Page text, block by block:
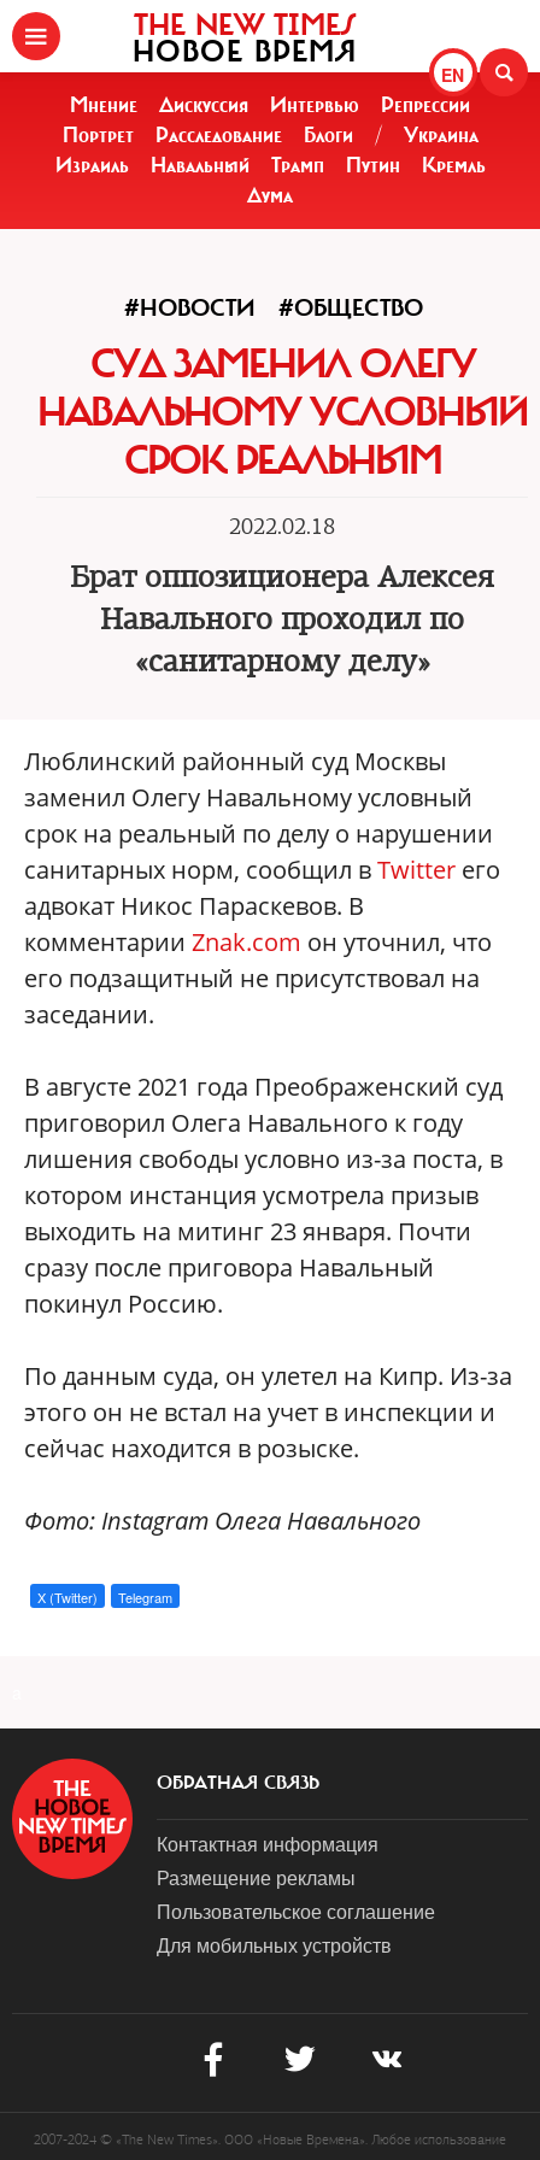
EN
THE NEW TIMES
НОВОЕ ВРЕМЯ
Мнение Дискуссия Интервью
Репрессии
Портрет
Расследование Блоги /
Украина
Израиль
Навальный Трамп Путин
Кремль
Дума
#НОВОСТИ #ОБЩЕСТВО
СУД ЗАМЕНИЛ ОЛЕГУ
НАВАЛЬНОМУ УСЛОВНЫЙ
СРОК РЕАЛЬНЫМ
2022.02.18
Брат оппозиционера Алексея
Навального проходил по
«санитарному делу»
Люблинский районный суд Москвы
заменил Олегу Навальному условный
срок на реальный по делу о нарушении
санитарных норм, сообщил вTwitter его
адвокат Никос Параскевов. В
комментарии Znak.com он уточнил, что
его подзащитный не присутствовал на
заседании.
В августе 2021 года Преображенский суд
приговорил Олега Навального к году
лишения свободы условно из-за поста, в
котором инстанция усмотрела призыв
выходить на митинг 23 января. Почти
сразу после приговора Навальный
покинул Россию.
По данным суда, он улетел на Кипр. Из-за
этого он не встал на учет в инспекции и
сейчас находится в розыске.
Фото: Instagram Олега Навального
X (Twitter) Telegram
ОБРАТНАЯ СВЯЗЬ
Контактная информация
Размещение рекламы
Пользовательское соглашение
Для мобильных устройств
2007-2024 © «The New Times». ООО «Новые Времена». Любое использование